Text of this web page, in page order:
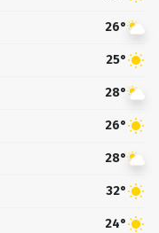
26°
25°
28°
26°
28°
32°
24°